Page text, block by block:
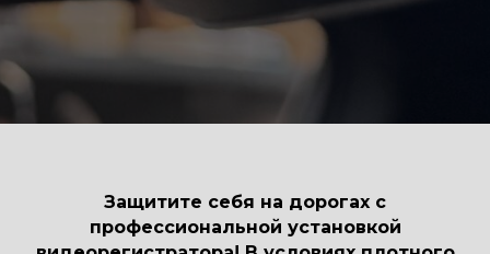
Защитите себя на дорогах с
профессиональной установкой